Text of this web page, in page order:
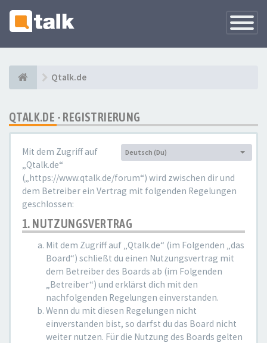
Qtalk.de
QTALK.DE - REGISTRIERUNG
Sprache:
Deutsch (Du)
Mit dem Zugriff auf
„Qtalk.de“
(„https://www.qtalk.de/forum“) wird zwischen dir und
dem Betreiber ein Vertrag mit folgenden Regelungen
geschlossen:
1. NUTZUNGSVERTRAG
Mit dem Zugriff auf „Qtalk.de“ (im Folgenden „das
Board“) schließt du einen Nutzungsvertrag mit
dem Betreiber des Boards ab (im Folgenden
„Betreiber“) und erklärst dich mit den
nachfolgenden Regelungen einverstanden.
Wenn du mit diesen Regelungen nicht
einverstanden bist, so darfst du das Board nicht
weiter nutzen. Für die Nutzung des Boards gelten